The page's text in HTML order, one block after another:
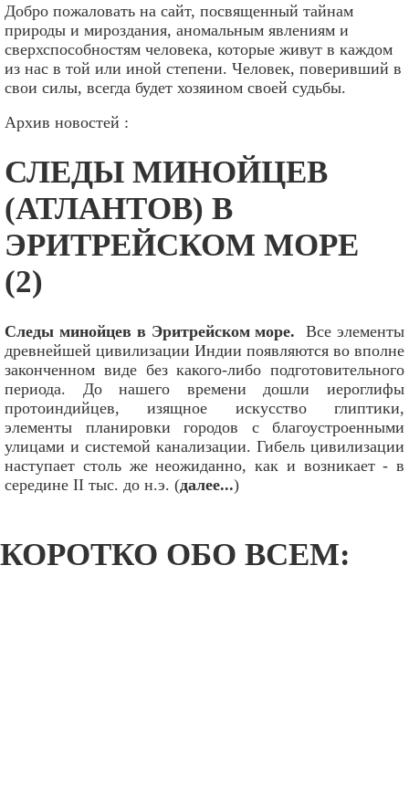
Добро пожаловать на сайт, посвященный тайнам
природы и мироздания, аномальным явлениям и
сверхспособностям человека, которые живут в каждом
из нас в той или иной степени. Человек, поверивший в
свои силы, всегда будет хозяином своей судьбы.
Архив новостей :
СЛЕДЫ МИНОЙЦЕВ
(АТЛАНТОВ) В
ЭРИТРЕЙСКОМ МОРЕ
(2)
Следы минойцев в Эритрейском море.
Все элементы
древнейшей цивилизации Индии появляются во вполне
законченном виде без какого-либо подготовительного
периода. До нашего времени дошли иероглифы
протоиндийцев, изящное искусство глиптики,
элементы планировки городов с благоустроенными
улицами и системой канализации. Гибель цивилизации
наступает столь же неожиданно, как и возникает - в
середине II тыс. до н.э. (далее...)
КОРОТКО ОБО ВСЕМ: